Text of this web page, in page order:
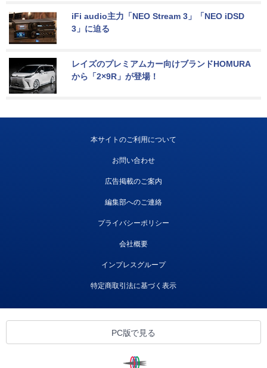
iFi audio主力「NEO Stream 3」「NEO iDSD
3」に迫る
レイズのプレミアムカー向けブランドHOMURA
から「2×9R」が登場！
本サイトのご利用について
お問い合わせ
広告掲載のご案内
編集部へのご連絡
プライバシーポリシー
会社概要
インプレスグループ
特定商取引法に基づく表示
PC版で見る